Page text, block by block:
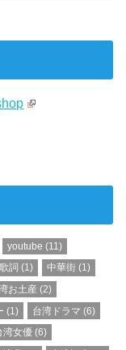
youtube (11)
詞 (1) 中華街 (1)
お土産 (2)
(1) 台湾ドラマ (6)
湾女優 (6)